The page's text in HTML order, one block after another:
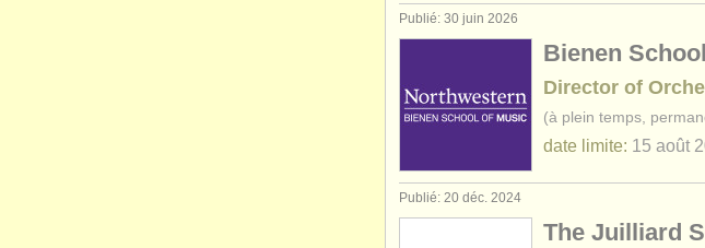
Publié: 30 juin 2026
Bienen
Director of
(à plein temps,
date limite: 15 août
Publié: 20 déc. 2024
The Juilliard